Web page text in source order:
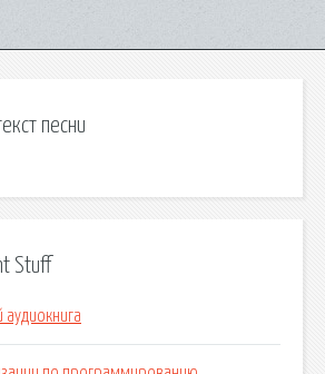
песни
Stuff
аудиокнига